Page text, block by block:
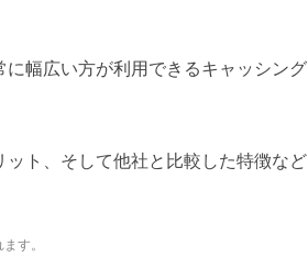
幅広い方が利用できるキャッシング
ト、そして他社と比較した特徴など
す。